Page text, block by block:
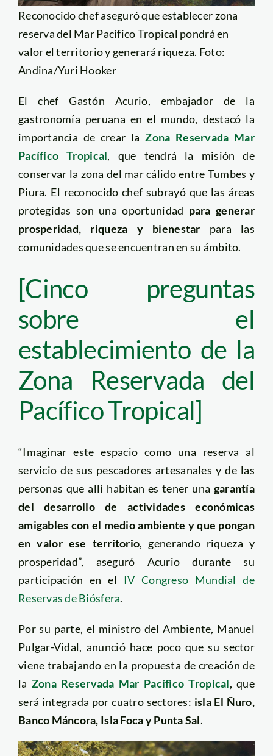
Reconocido chef aseguró que establecer zona
reserva del Mar Pacífico Tropical pondrá en
valor el territorio y generará riqueza. Foto:
Andina/Yuri Hooker
El chef Gastón Acurio, embajador de la
gastronomía peruana en el mundo, destacó la
importancia de crear laZona Reservada Mar
Pacífico Tropical, que tendrá la misión de
conservar la zona del mar cálido entre Tumbes y
Piura. El reconocido chef subrayó que las áreas
protegidas son una oportunidad para generar
prosperidad, riqueza y bienestar para las
comunidades que se encuentran en su ámbito.
[Cinco preguntas
sobre el
establecimiento de la
Zona Reservada del
Pacífico Tropical]
“Imaginar este espacio como una reserva al
servicio de sus pescadores artesanales y de las
personas que allí habitan es tener una garantía
del desarrollo de actividades económicas
amigables con el medio ambiente y que pongan
en valor ese territorio, generando riqueza y
prosperidad”, aseguró Acurio durante su
participación en el IV Congreso Mundial de
Reservas de Biósfera.
Por su parte, el ministro del Ambiente, Manuel
Pulgar-Vidal, anunció hace poco que su sector
viene trabajando en la propuesta de creación de
la Zona Reservada Mar Pacífico Tropical, que
será integrada por cuatro sectores: isla El Ñuro,
Banco Máncora, Isla Foca y Punta Sal.